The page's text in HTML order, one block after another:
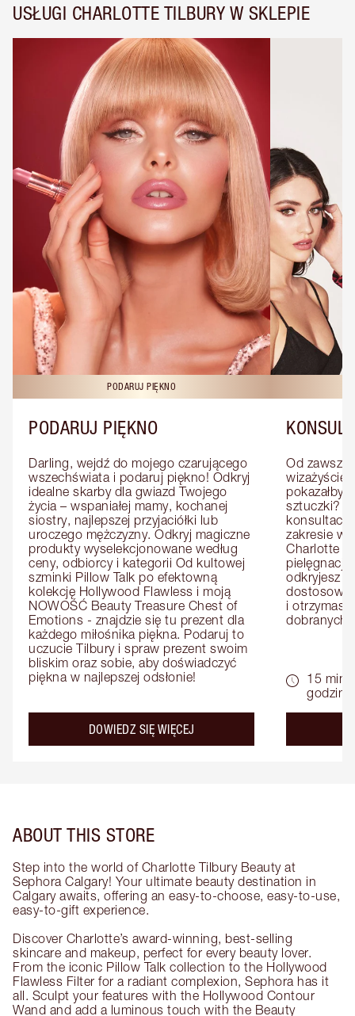
USŁUGI CHARLOTTE TILBURY W SKLEPIE
PODARUJ PIĘKNO
PODARUJ PIĘKNO
Darling, wejdź do mojego czarującego
wszechświata i podaruj piękno! Odkryj
idealne skarby dla gwiazd Twojego
życia – wspaniałej mamy, kochanej
siostry, najlepszej przyjaciółki lub
uroczego mężczyzny. Odkryj magiczne
produkty wyselekcjonowane według
ceny, odbiorcy i kategorii Od kultowej
szminki Pillow Talk po efektowną
kolekcję Hollywood Flawless i moją
NOWOŚĆ Beauty Treasure Chest of
Emotions - znajdzie się tu prezent dla
każdego miłośnika piękna. Podaruj to
uczucie Tilbury i spraw prezent swoim
bliskim oraz sobie, aby doświadczyć
piękna w najlepszej odsłonie!
DOWIEDZ SIĘ WIĘCEJ
Od zawsze
wizażyście
pokazałby
sztuczki?
zakresie
Charlotte
pielęgnacji
odkryjesz
i otrzymasz
dobranych
15
godziny
ABOUT THIS STORE
Step into the world of Charlotte Tilbury Beauty at
Sephora Calgary! Your ultimate beauty destination in
Calgary awaits, offering an easy-to-choose, easy-to-use,
easy-to-gift experience.
Discover Charlotte’s award-winning, best-selling
skincare and makeup, perfect for every beauty lover.
From the iconic Pillow Talk collection to the Hollywood
Flawless Filter for a radiant complexion, Sephora has it
all. Sculpt your features with the Hollywood Contour
Wand and add a luminous touch with the Beauty